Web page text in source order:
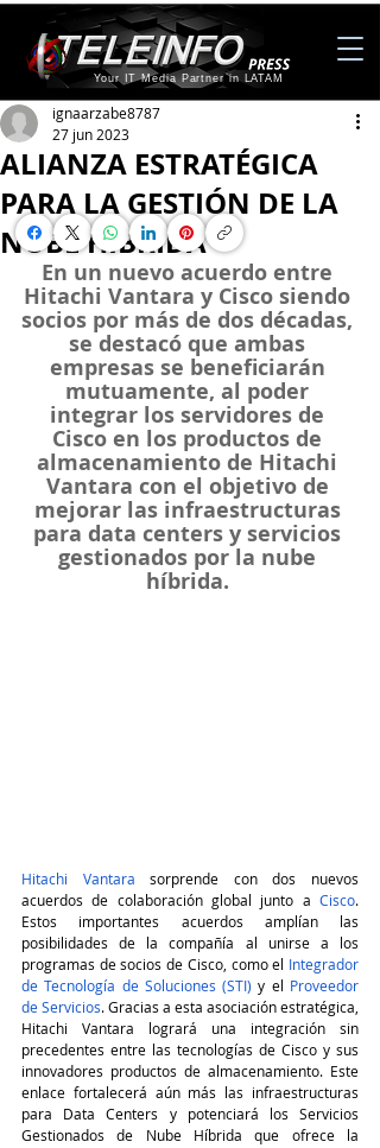
Your IT Media Partner in LATAM
ALIANZA ESTRATÉGICA
PARA LA GESTIÓN DE LA
NUBE HÍBRIDA
ignaarzabe8787
27 jun 2023
En un nuevo acuerdo entre
Hitachi Vantara y Cisco siendo
socios por más de dos décadas,
se destacó que ambas
empresas se beneficiarán
mutuamente, al poder
integrar los servidores de
Cisco en los productos de
almacenamiento de Hitachi
Vantara con el objetivo de
mejorar las infraestructuras
para data centers y servicios
gestionados por la nube
híbrida.
Hitachi Vantara sorprende con dos nuevos
acuerdos de colaboración global junto a Cisco.
Estos importantes acuerdos amplían las
posibilidades de la compañía al unirse a los
programas de socios de Cisco, como el Integrador
de Tecnología de Soluciones (STI) y el Proveedor
de Servicios. Gracias a esta asociación estratégica,
Hitachi Vantara logrará una integración sin
precedentes entre las tecnologías de Cisco y sus
innovadores productos de almacenamiento. Este
enlace fortalecerá aún más las infraestructuras
para Data Centers y potenciará los Servicios
Gestionados de Nube Híbrida que ofrece la